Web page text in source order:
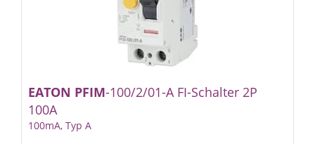
EATON PFIM-100/2/01-A FI-Schalter 2P
100A
100mA, Typ A